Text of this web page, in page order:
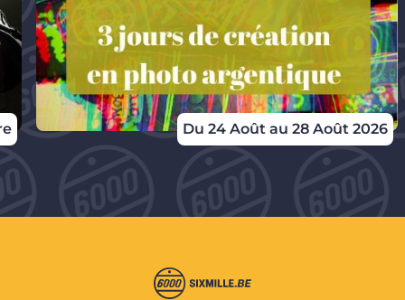
Du 24 Août au 28 Août 2026